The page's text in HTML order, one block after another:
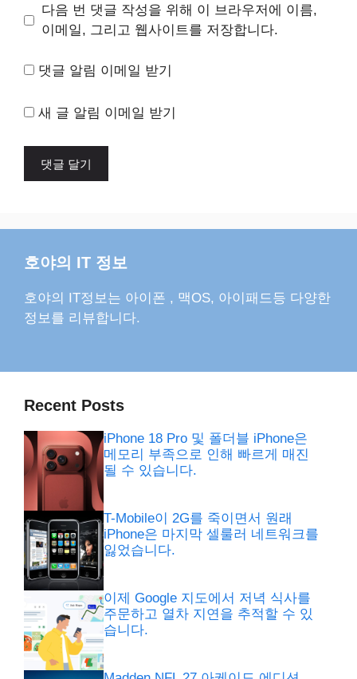
트
다음 번 댓글 작성을 위해 이 브라우저에 이름,
이메일, 그리고 웹사이트를 저장합니다.
댓글 알림 이메일 받기
새 글 알림 이메일 받기
호야의 IT 정보
호야의 IT정보는 아이폰 , 맥OS, 아이패드등 다양한
정보를 리뷰합니다.
Recent Posts
iPhone 18 Pro 및 폴더블 iPhone은
메모리 부족으로 인해 빠르게 매진
될 수 있습니다.
T-Mobile이 2G를 죽이면서 원래
iPhone은 마지막 셀룰러 네트워크를
잃었습니다.
이제 Google 지도에서 저녁 식사를
주문하고 열차 지연을 추적할 수 있
습니다.